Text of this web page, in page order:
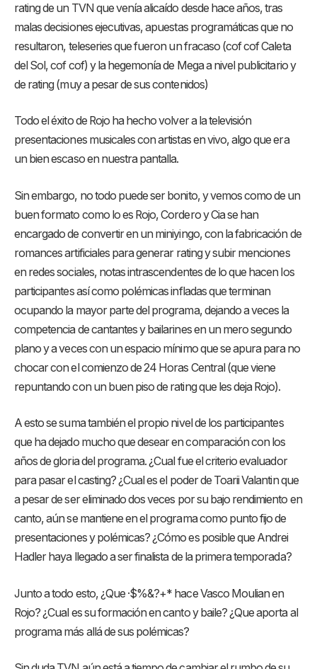
rating de un TVN que venía alicaído desde hace años, tras
malas decisiones ejecutivas, apuestas programáticas que no
resultaron, teleseries que fueron un fracaso (cof cof Caleta
del Sol, cof cof) y la hegemonía de Mega a nivel publicitario y
de rating (muy a pesar de sus contenidos)
Todo el éxito de Rojo ha hecho volver a la televisión
presentaciones musicales con artistas en vivo, algo que era
un bien escaso en nuestra pantalla.
Sin embargo, no todo puede ser bonito, y vemos como de un
buen formato como lo es Rojo, Cordero y Cia se han
encargado de convertir en un miniyingo, con la fabricación de
romances artificiales para generar rating y subir menciones
en redes sociales, notas intrascendentes de lo que hacen los
participantes así como polémicas infladas que terminan
ocupando la mayor parte del programa, dejando a veces la
competencia de cantantes y bailarines en un mero segundo
plano y a veces con un espacio mínimo que se apura para no
chocar con el comienzo de 24 Horas Central (que viene
repuntando con un buen piso de rating que les deja Rojo).
A esto se suma también el propio nivel de los participantes
que ha dejado mucho que desear en comparación con los
años de gloria del programa. ¿Cual fue el criterio evaluador
para pasar el casting? ¿Cual es el poder de Toarii Valantin que
a pesar de ser eliminado dos veces por su bajo rendimiento en
canto, aún se mantiene en el programa como punto fijo de
presentaciones y polémicas? ¿Cómo es posible que Andrei
Hadler haya llegado a ser finalista de la primera temporada?
Junto a todo esto, ¿Que ·$%&?+* hace Vasco Moulian en
Rojo? ¿Cual es su formación en canto y baile? ¿Que aporta al
programa más allá de sus polémicas?